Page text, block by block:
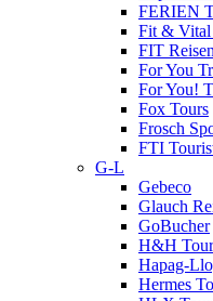
FERIEN
Fit & Vital
FIT Reisen
For You
For You!
Fox Tours
Frosch
FTI
G-L
Gebeco
Glauch
GoBucher
H&H
Hapag-
Hermes